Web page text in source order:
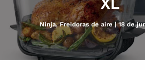
Ninja,Freidoras de aire|18 de